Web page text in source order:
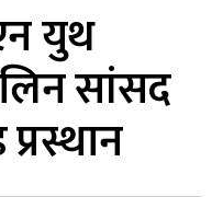
युथ
सांसद